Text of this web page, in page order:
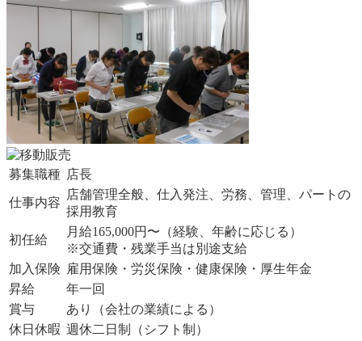
募集職種 店長
仕事内容
店舗管理全般、仕入発注、労務、管理、パートの
採用教育
初任給
月給165,000円〜（経験、年齢に応じる）
※交通費・残業手当は別途支給
加入保険 雇用保険・労災保険・健康保険・厚生年金
昇給
年一回
賞与
あり（会社の業績による）
休日休暇 週休二日制（シフト制）